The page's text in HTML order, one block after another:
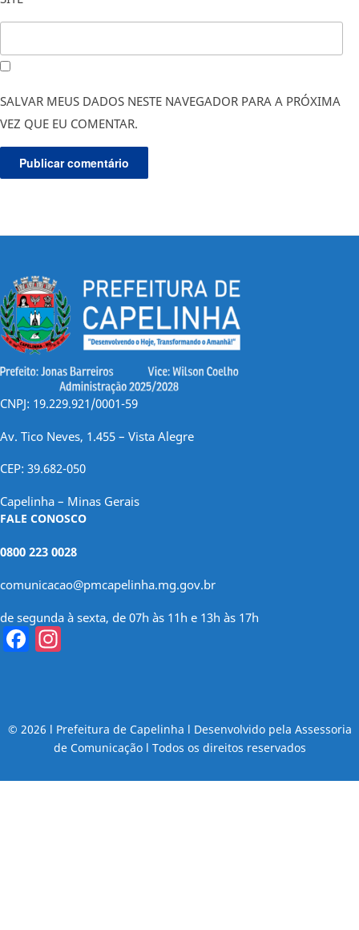
SALVAR MEUS DADOS NESTE NAVEGADOR PARA A PRÓXIMA
VEZ QUE EU COMENTAR.
CNPJ: 19.229.921/0001-59
Av. Tico Neves, 1.455 – Vista Alegre
CEP: 39.682-050
Capelinha – Minas Gerais
FALE CONOSCO
0800 223 0028
comunicacao@pmcapelinha.mg.gov.br
de segunda à sexta, de 07h às 11h e 13h às 17h
Facebook
© 2026 l Prefeitura de Capelinha l Desenvolvido pela Assessoria
de Comunicação l Todos os direitos reservados